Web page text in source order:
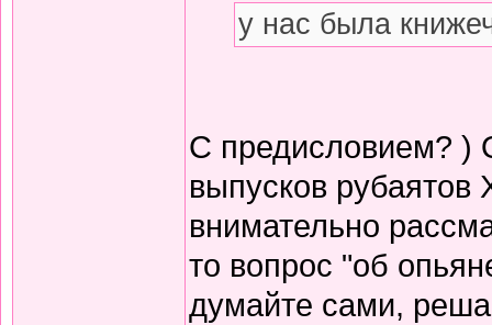
у нас была
С предисловием? )
выпусков рубаятов
внимательно
то вопрос "об
думайте сами,